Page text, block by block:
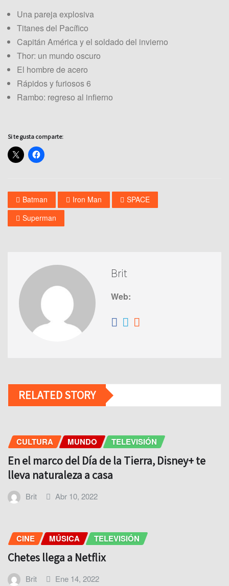
Una pareja explosiva
Titanes del Pacífico
Capitán América y el soldado del invierno
Thor: un mundo oscuro
El hombre de acero
Rápidos y furiosos 6
Rambo: regreso al infierno
Si te gusta comparte:
Batman Iron Man
SPACE
Superman
Brit
Web:
RELATED STORY
CULTURA MUNDO TELEVISIÓN
En el marco del Día de la Tierra, Disney+ te
lleva naturaleza a casa
Brit Abr 10, 2022
CINE MÚSICA TELEVISIÓN
Chetes llega a Netflix
Brit Ene 14, 2022